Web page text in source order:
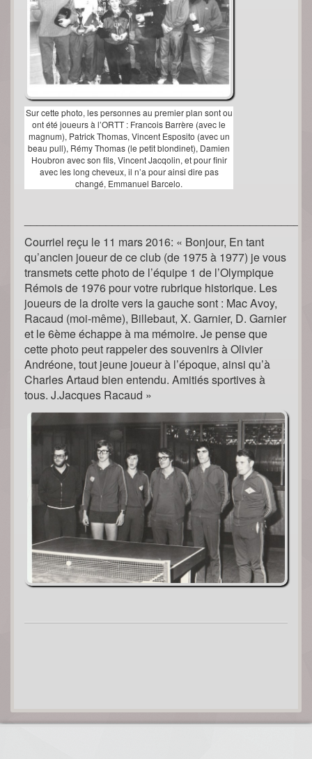
Sur cette photo, les personnes au premier plan sont ou
ont été joueurs à l’ORTT : Francois Barrère (avec le
magnum), Patrick Thomas, Vincent Esposito (avec un
beau pull), Rémy Thomas (le petit blondinet), Damien
Houbron avec son fils, Vincent Jacqolin, et pour finir
avec les long cheveux, il n’a pour ainsi dire pas
changé, Emmanuel Barcelo.
Courriel reçu le 11 mars 2016: « Bonjour, En tant
qu’ancien joueur de ce club (de 1975 à 1977) je vous
transmets cette photo de l’équipe 1 de l’Olympique
Rémois de 1976 pour votre rubrique historique. Les
joueurs de la droite vers la gauche sont : Mac Avoy,
Racaud (moi-même), Billebaut, X. Garnier, D. Garnier
et le 6ème échappe à ma mémoire. Je pense que
cette photo peut rappeler des souvenirs à Olivier
Andréone, tout jeune joueur à l’époque, ainsi qu’à
Charles Artaud bien entendu. Amitiés sportives à
tous. J.Jacques Racaud »